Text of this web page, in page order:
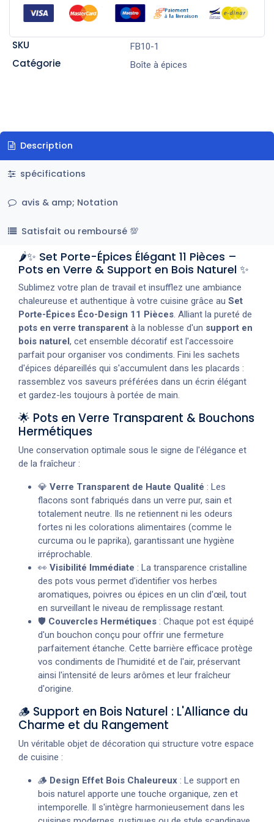
SKU FB10-1
Catégorie Boîte à épices
Description
spécifications
avis & amp; Notation
Satisfait ou remboursé 💯
🌶️✨ Set Porte-Épices Élégant 11 Pièces –
Pots en Verre & Support en Bois Naturel ✨
Sublimez votre plan de travail et insufflez une ambiance
chaleureuse et authentique à votre cuisine grâce au Set
Porte-Épices Éco-Design 11 Pièces. Alliant la pureté de
pots en verre transparent à la noblesse d'un support en
bois naturel , cet ensemble décoratif est l'accessoire
parfait pour organiser vos condiments. Fini les sachets
d'épices dépareillés qui s'accumulent dans les placards :
rassemblez vos saveurs préférées dans un écrin élégant
et gardez-les toujours à portée de main.
🌟 Pots en Verre Transparent & Bouchons
Hermétiques
Une conservation optimale sous le signe de l'élégance et
de la fraîcheur :
💎 Verre Transparent de Haute Qualité : Les
flacons sont fabriqués dans un verre pur, sain et
totalement neutre. Ils ne retiennent ni les odeurs
fortes ni les colorations alimentaires (comme le
curcuma ou le paprika), garantissant une hygiène
irréprochable.
👀 Visibilité Immédiate : La transparence cristalline
des pots vous permet d'identifier vos herbes
aromatiques, poivres ou épices en un clin d'œil, tout
en surveillant le niveau de remplissage restant.
🛡️ Couvercles Hermétiques : Chaque pot est équipé
d'un bouchon conçu pour offrir une fermeture
parfaitement étanche. Cette barrière efficace protège
vos condiments de l'humidité et de l'air, préservant
ainsi l'intensité de leurs arômes et leur fraîcheur
d'origine.
🪵 Support en Bois Naturel : L'Alliance du
Charme et du Rangement
Un véritable objet de décoration qui structure votre espace
de cuisine :
🪵 Design Effet Bois Chaleureux : Le support en
bois naturel apporte une touche organique, zen et
intemporelle. Il s'intègre harmonieusement dans les